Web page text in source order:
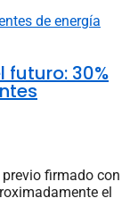
futuro: 30%
firmado con
el